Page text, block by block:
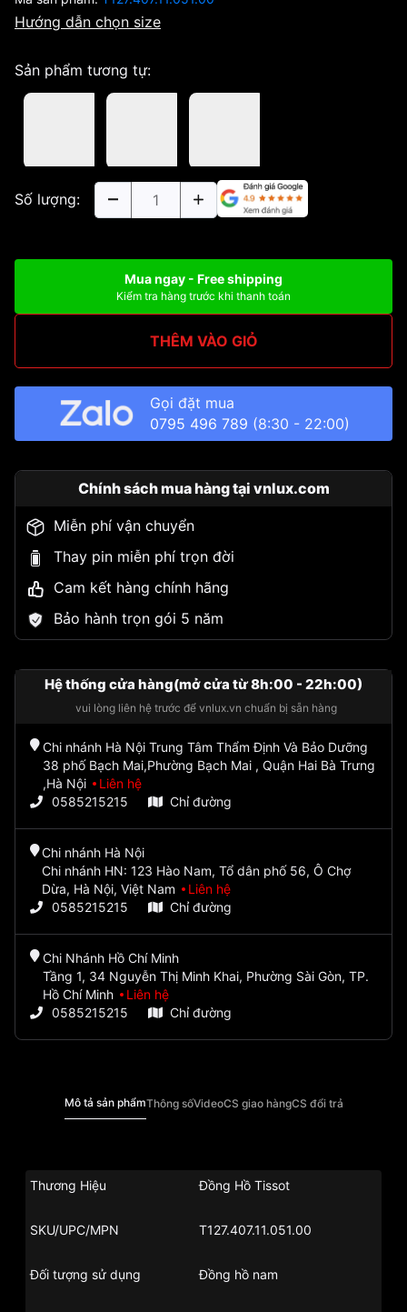
Hướng dẫn chọn size
Sản phẩm tương tự:
Số lượng:
Mua ngay - Free shipping
Kiểm tra hàng trước khi thanh toán
THÊM VÀO GIỎ
Gọi đặt mua
0795 496 789 (8:30 - 22:00)
Chính sách mua hàng tại vnlux.com
Miễn phí vận chuyển
Thay pin miễn phí trọn đời
Cam kết hàng chính hãng
Bảo hành trọn gói 5 năm
Hệ thống cửa hàng(mở cửa từ 8h:00 - 22h:00)
vui lòng liên hệ trước để vnlux.vn chuẩn bị sẵn hàng
Chi nhánh Hà Nội Trung Tâm Thẩm Định Và Bảo Dưỡng
38 phố Bạch Mai,Phường Bạch Mai , Quận Hai Bà Trưng
,Hà Nội
Liên hệ
0585215215
Chỉ đường
Chi nhánh Hà Nội
Chi nhánh HN: 123 Hào Nam, Tổ dân phố 56, Ô Chợ
Dừa, Hà Nội, Việt Nam
Liên hệ
0585215215
Chỉ đường
Chi Nhánh Hồ Chí Minh
Tầng 1, 34 Nguyễn Thị Minh Khai, Phường Sài Gòn, TP.
Hồ Chí Minh
Liên hệ
0585215215
Chỉ đường
Mô tả sản phẩmThông sốVideoCS giao hàngCS đổi trả
Thương Hiệu Đồng Hồ Tissot
SKU/UPC/MPN T127.407.11.051.00
Đối tượng sử dụng Đồng hồ nam